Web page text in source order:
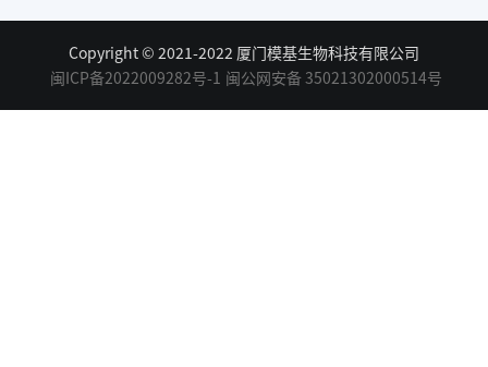
Copyright © 2021-2022 厦门模基生物科技有限公司
闽ICP备2022009282号-1 闽公网安备 35021302000514号